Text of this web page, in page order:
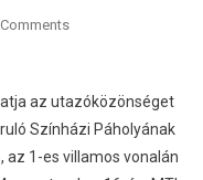
az utazóközönséget
Színházi Páholyának
az 1-es villamos vonalán